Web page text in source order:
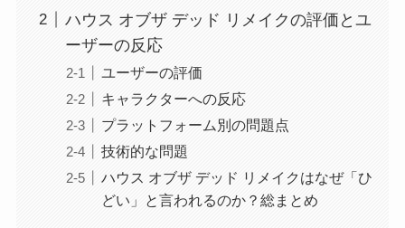
ハウス オブザ デッド リメイクの評価とユ
ーザーの反応
ユーザーの評価
キャラクターへの反応
プラットフォーム別の問題点
技術的な問題
ハウス オブザ デッド リメイクはなぜ「ひ
どい」と言われるのか？総まとめ